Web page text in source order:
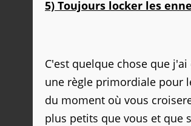
5) Toujours locker les
C'est quelque chose que
une règle primordiale pour
du moment où vous
plus petits que vous et que